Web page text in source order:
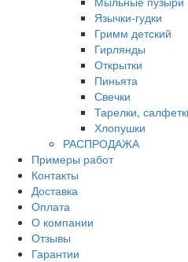
Язычки-гудки
Гримм детский
Гирлянды
Открытки
Пиньята
Свечки
Тарелки,
Хлопушки
РАСПРОДАЖА
Примеры работ
Контакты
Доставка
Оплата
О компании
Отзывы
Гарантии